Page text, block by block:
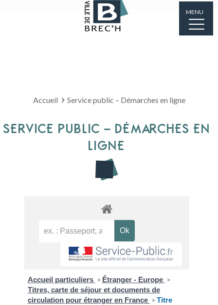
MENU
Accueil Service public – Démarches en ligne
SERVICE PUBLIC – DÉMARCHES EN
LIGNE
Accueil particuliers > Étranger - Europe >
Titres, carte de séjour et documents de
circulation pour étranger en France > Titre